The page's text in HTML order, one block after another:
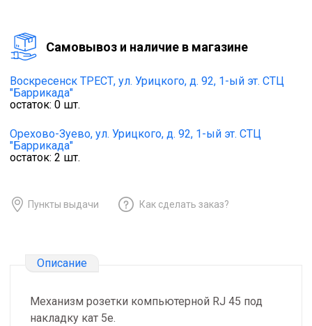
Cамовывоз и наличие в магазине
Воскресенск ТРЕСТ, ул. Урицкого, д. 92, 1-ый эт. СТЦ
"Баррикада"
остаток: 0 шт.
Орехово-Зуево, ул. Урицкого, д. 92, 1-ый эт. СТЦ
"Баррикада"
остаток: 2 шт.
Пункты выдачи Как сделать заказ?
Описание
Механизм розетки компьютерной RJ 45 под
накладку кат 5е.